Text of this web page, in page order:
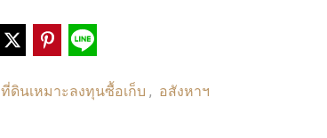
ที่ดินเหมาะลงทุนซื้อเก็บ , อสังหาฯ